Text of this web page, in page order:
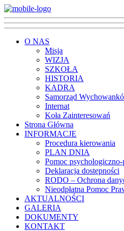
O NAS
Misja
WIZJA
SZKOŁA
HISTORIA
KADRA
Samorząd
Internat
Koła Zainteresowań
Strona Główna
INFORMACJE
Procedura kierowania
PLAN DNIA
Pomoc psychologiczno-
Deklaracja dostępności
RODO – Ochrona
Nieodpłatna Pomoc
AKTUALNOŚCI
GALERIA
DOKUMENTY
KONTAKT